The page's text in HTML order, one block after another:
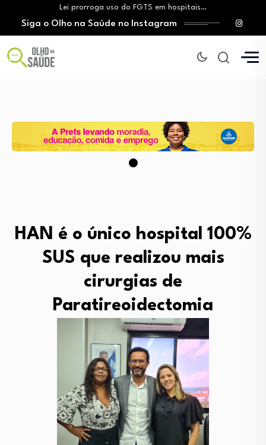
Lei prorroga uso do FGTS em hospitais…
Brasil registra alta taxa de diagnósticos tardios…
O Monte Tabor entrega à Bahia um…
Aleitamento materno: Salvador amplia ações de incentivo…
Medicamento incorporado ao SUS reduz em até…
Siga o Olho na Saúde no Instagram
HAN é o único hospital 100%
SUS que realizou mais
cirurgias de
Paratireoidectomia